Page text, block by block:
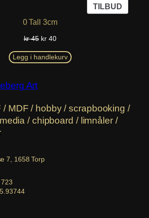
TILBUD
PÅ
0 Tall 3cm
kr45 Opprinnelig
var:
kr 45.
kr40Nåværende
er:
kr 40.
Legg i handlekurv
/ MDF / hobby / scrapbooking /
/ chipboard / limnåler /
7, 1658 Torp